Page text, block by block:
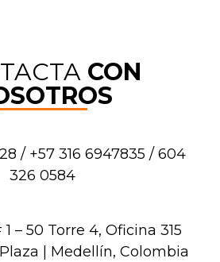
CON
/ +57 316 6947835 / 604
326 0584
– 50 Torre 4, Oficina 315
| Medellín, Colombia